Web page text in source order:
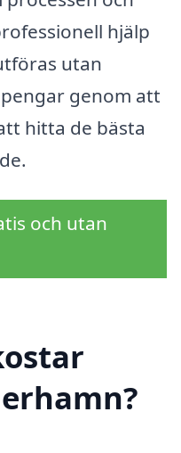
hjälp
utan
genom att
hitta de bästa
och utan